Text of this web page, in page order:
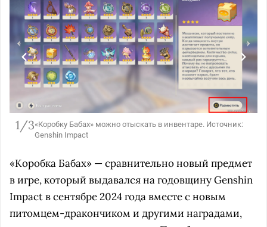
1/3«Коробку Бабах» можно отыскать в инвентаре. Источник:
Genshin Impact
«Коробка Бабах» — сравнительно новый предмет
в игре, который выдавался на годовщину Genshin
Impact в сентябре 2024 года вместе с новым
питомцем-дракончиком и другими наградами,